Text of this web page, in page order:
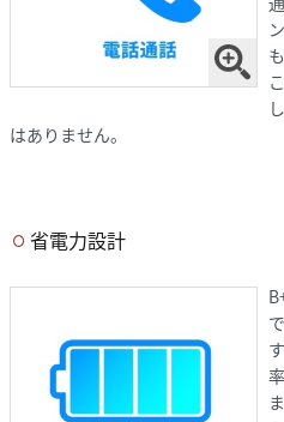
はありません。
省電力設計